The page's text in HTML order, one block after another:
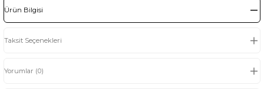
Ürün Bilgisi
Taksit Seçenekleri
Yorumlar (0)